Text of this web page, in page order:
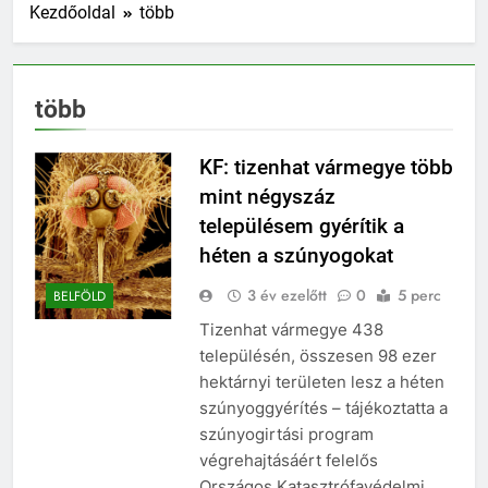
Kezdőoldal több
több
BELFÖLD
KF: tizenhat vármegye több
mint négyszáz
településem gyérítik a
héten a szúnyogokat
3 év ezelőtt 0 5 perc
Tizenhat vármegye 438
településén, összesen 98 ezer
hektárnyi területen lesz a héten
szúnyoggyérítés – tájékoztatta a
szúnyogirtási program
végrehajtásáért felelős